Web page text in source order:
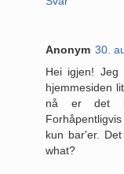
Anonym 30.
Hei igjen! Jeg
hjemmesiden
nå er det
kun bar'er.
what?